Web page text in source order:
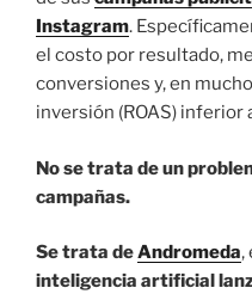
Instagram.
el costo por resultado,
conversiones y, en
inversión (ROAS) inferior
No se trata de un
campañas.
Se trata deAndromeda,
inteligencia artificial